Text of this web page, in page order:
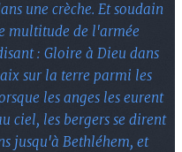
une crèche. Et soudain
multitude de l'armée
: Gloire à Dieu dans
sur la terre parmi les
les anges les eurent
ciel, les bergers se dirent
jusqu'à Bethléhem, et